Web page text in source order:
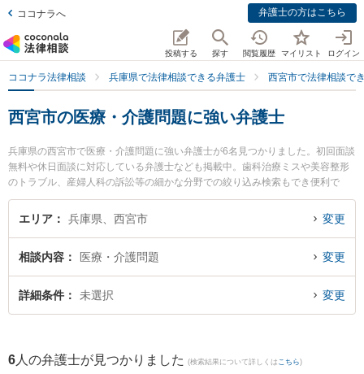
ココナラへ 弁護士の方はこちら
投稿する 探す 閲覧履歴 マイリスト ログイン
ココナラ法律相談 兵庫県で法律相談できる弁護士 西宮市で法律相談で
西宮市の医療・介護問題に強い弁護士
兵庫県の西宮市で医療・介護問題に強い弁護士が6名見つかりました。初回面談
無料や休日面談に対応している弁護士なども掲載中。歯科治療ミスや美容整形
のトラブル、産婦人科の訴訟等の細かな分野での絞り込み検索もでき便利で
す。特にフェリーチェ法律事務所の後藤 千絵弁護士や英幸法律事務所の宮本 英
幸弁護士、岡村法律事務所の岡村 勇人弁護士のプロフィール情報や弁護士費
ル解決の実績豊富な近くの弁護士を検索したい』『初回相談無料で医療・介護
問題を法律相談できる西宮市内の弁護士に相談予約したい』などでお困りの相
談者さんにおすすめです。
エリア 兵庫県、西宮市 変更
相談内容 医療・介護問題 変更
詳細条件 未選択 変更
6 人の弁護士が見つかりました (検索結果について詳しくは こちら)